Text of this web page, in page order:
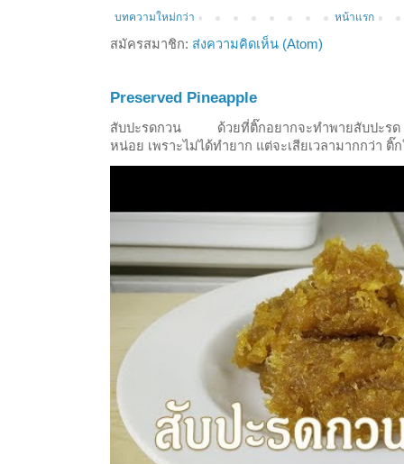
บทความใหม่กว่า หน้าแรก
สมัครสมาชิก: ส่งความคิดเห็น (Atom)
Preserved Pineapple
สับปะรดกวน ด้วยที่ติ๊กอยากจะทำพายสับปะรด ก็
หน่อย เพราะไม่ได้ทำยาก แต่จะเสียเวลามากกว่า ติ๊